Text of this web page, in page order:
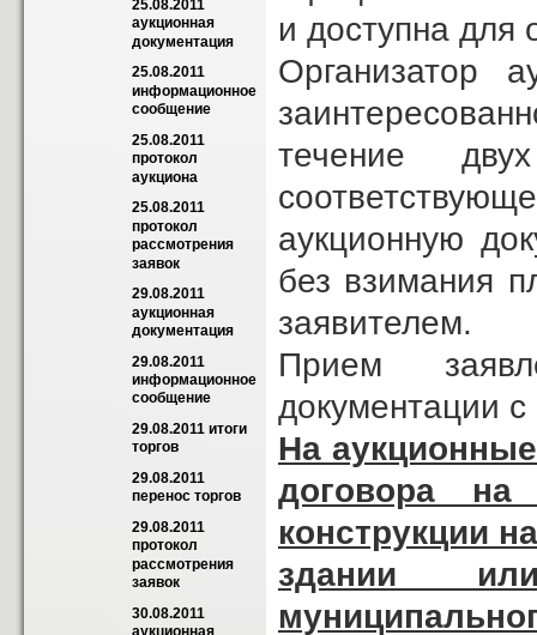
25.08.2011
аукционная
документация
25.08.2011
информационное
сообщение
25.08.2011
протокол
аукциона
25.08.2011
протокол
рассмотрения
заявок
29.08.2011
аукционная
документация
29.08.2011
информационное
сообщение
29.08.2011 итоги
торгов
29.08.2011
перенос торгов
29.08.2011
протокол
рассмотрения
заявок
30.08.2011
и доступна для
Организатор
течение
аукционную
без взимания
заявителем.
Прием
документации
На
договора на
конструкции
здании